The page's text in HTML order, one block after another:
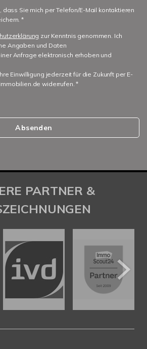
dass Sie mich per Telefon/E-Mail kontaktieren
*
zur Kenntnis genommen. Ich
Angaben und Daten
Anfrage elektronisch erhoben und
Einwilligung jederzeit für die Zukunft per E-
widerrufen. *
Absenden
PARTNER &